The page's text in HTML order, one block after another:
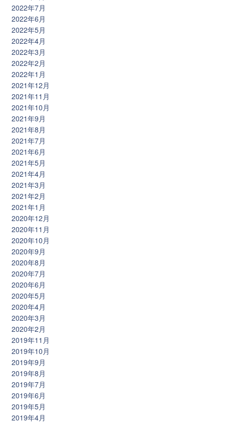
2022年7月
2022年6月
2022年5月
2022年4月
2022年3月
2022年2月
2022年1月
2021年12月
2021年11月
2021年10月
2021年9月
2021年8月
2021年7月
2021年6月
2021年5月
2021年4月
2021年3月
2021年2月
2021年1月
2020年12月
2020年11月
2020年10月
2020年9月
2020年8月
2020年7月
2020年6月
2020年5月
2020年4月
2020年3月
2020年2月
2019年11月
2019年10月
2019年9月
2019年8月
2019年7月
2019年6月
2019年5月
2019年4月